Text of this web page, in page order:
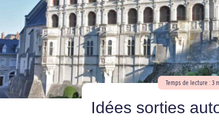
Temps de lecture : 3
Idées sorties